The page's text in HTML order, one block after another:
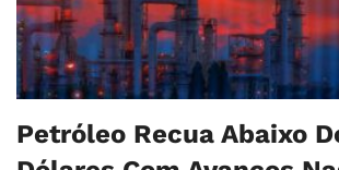
Petróleo Recua Abaixo